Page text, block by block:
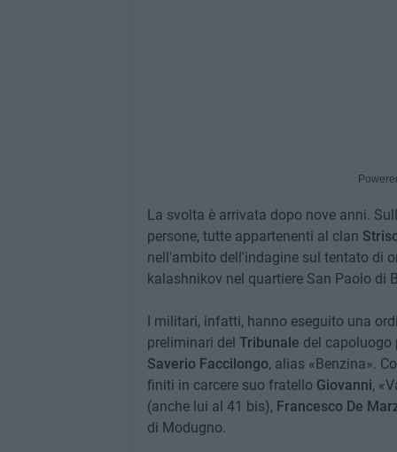
La svolta è arrivata dopo nove anni.
persone, tutte appartenenti al clan
nell'ambito dell'indagine sul tentato di
kalashnikov nel quartiere San Paolo di
I militari, infatti, hanno eseguito una
preliminari del Tribunale del capoluogo
Saverio Faccilongo, alias «Benzina».
finiti in carcere suo fratello Giovanni,
(anche lui al 41 bis), Francesco De
di Modugno.